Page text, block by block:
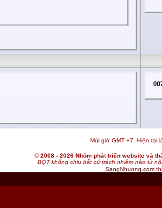
Múi giờ GMT +7. Hiện tại
© 2008 - 2026 Nhóm phát triển website và
BQT không chịu bất cứ trách nhiệm nào từ
SangNhuong.com